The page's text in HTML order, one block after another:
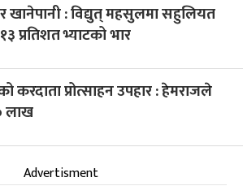
खानेपानी : विद्युत् महसुलमा सहुलियत
प्रतिशत भ्याटको भार
करदाता प्रोत्साहन उपहार : हेमराजले
लाख
Advertisment